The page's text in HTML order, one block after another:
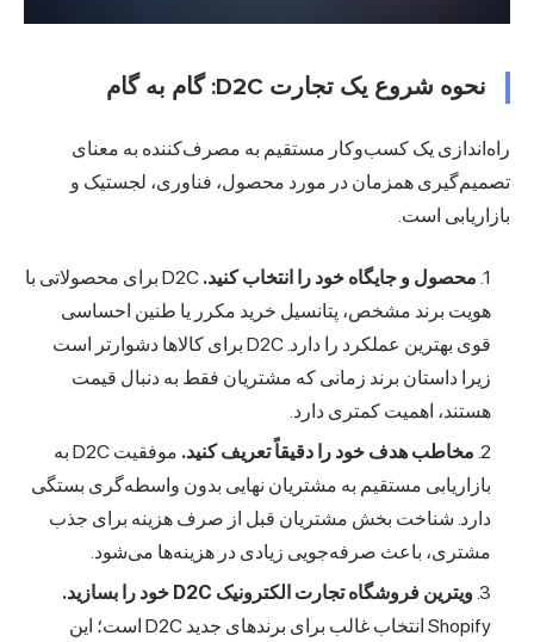
نحوه شروع یک تجارت D2C: گام به گام
یک کسب‌وکار مستقیم به مصرف‌کننده به معنای
همزمان در مورد محصول، فناوری، لجستیک و
است.
محصول و جایگاه خود را انتخاب کنید.
D2C برای محصولاتی با
هویت برند مشخص، پتانسیل خرید مکرر یا طنین احساسی
قوی بهترین عملکرد را دارد. D2C برای کالاها دشوارتر است
زیرا داستان برند زمانی که مشتریان فقط به دنبال قیمت
هستند، اهمیت کمتری دارد.
مخاطب هدف خود را دقیقاً تعریف کنید.
موفقیت D2C به
بازاریابی مستقیم به مشتریان نهایی بدون واسطه‌گری بستگی
دارد. شناخت بخش مشتریان قبل از صرف هزینه برای جذب
مشتری، باعث صرفه‌جویی زیادی در هزینه‌ها می‌شود.
ویترین فروشگاه تجارت الکترونیک D2C خود را بسازید.
Shopify انتخاب غالب برای برندهای جدید D2C است؛ این